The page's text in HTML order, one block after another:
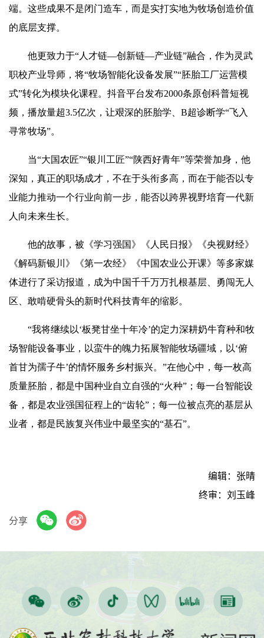
端。这些成果不是闭门造车，而是实打实地为牧场创造价值
的底层支撑。
他更致力于“人才链—创新链—产业链”融合，作为灵武
职校产业导师，将“牧场智能化设备发展”“胚胎工厂运营模
式”转化为模块化课程。抖音平台发布2000条原创科普短视
频，播放量超3.5亿次，让艰深的胚胎学、B超诊断学“飞入
寻常牧场”。
当“大国农匠”“银川工匠”“陕西好青年”等荣誉加身，他
深知，真正的职场成才，不在于头衔多高，而在于能否以专
业能力推动一个行业向前一步，能否以跨界视野培育一代新
人向未来生长。
他的故事，被《学习强国》《人民日报》《央视财经》
《解码新银川》《第一农经》《中国农业公开课》等多家媒
体进行了采访报道，成为中国千千万万扎根基层、勇闯无人
区、敢啃硬骨头的新时代科技青年的缩影。
“我将继续以‘板凳甘坐十年冷’的定力深耕奶牛育种和牧
场智能设备事业，以蛮牛的魄力拓展智能牧场疆域，以‘俯
首甘为孺子牛’的情怀服务乡村振兴。”在他心中，每一枚高
质量胚胎，都是中国种业自立自强的“火种”；每一台智能设
备，都是农业强国征程上的“齿轮”；每一位被点亮的基层从
业者，都是民族复兴伟业中最坚实的“基石”。
编辑：张晴
终审：刘玉峰
分享